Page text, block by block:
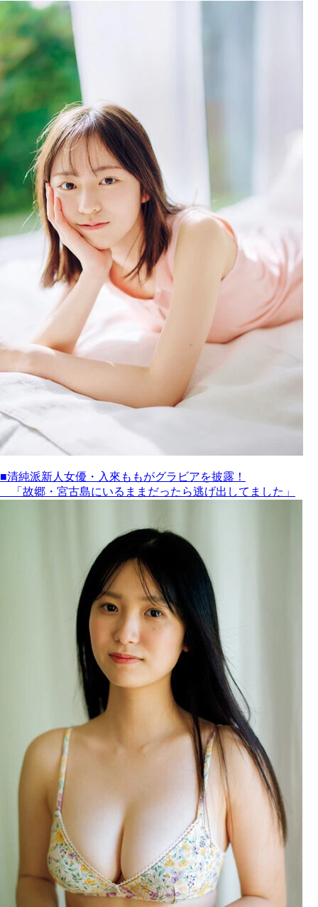
■清純派新人女優・入來ももがグラビアを披露！
「故郷・宮古島にいるままだったら逃げ出してました」